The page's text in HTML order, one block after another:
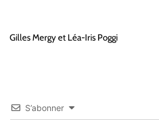
Gilles Mergy et Léa-Iris Poggi
S’abonner